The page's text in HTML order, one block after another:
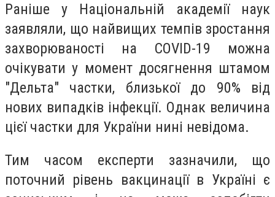
Раніше у Національній академії наук
заявляли, що найвищих темпів зростання
захворюваності на COVID-19 можна
очікувати у момент досягнення штамом
"Дельта" частки, близької до 90% від
нових випадків інфекції. Однак величина
цієї частки для України нині невідома.
Тим часом експерти зазначили, що
поточний рівень вакцинації в Україні є